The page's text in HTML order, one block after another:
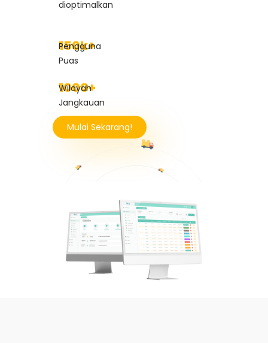
dioptimalkan
150k+
Pengguna
Puas
1000+
Wilayah
Jangkauan
Mulai Sekarang!